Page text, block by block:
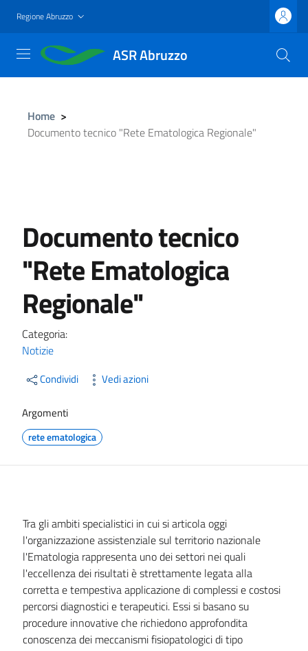
principale
Regione Abruzzo
ASR Abruzzo
Home >
Documento tecnico "Rete Ematologica Regionale"
Documento tecnico
"Rete Ematologica
Regionale"
Categoria:
Notizie
Condividi Vedi azioni
Argomenti
rete ematologica
Tra gli ambiti specialistici in cui si articola oggi
l'organizzazione assistenziale sul territorio nazionale
l'Ematologia rappresenta uno dei settori nei quali
l'eccellenza dei risultati è strettamente legata alla
corretta e tempestiva applicazione di complessi e costosi
percorsi diagnostici e terapeutici. Essi si basano su
procedure innovative che richiedono approfondita
conoscenza dei meccanismi fisiopatologici di tipo